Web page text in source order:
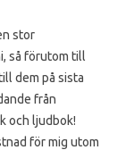
stor
så förutom till
dem på sista
från
och ljudbok!
för mig utom